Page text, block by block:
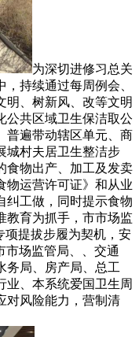
为深切进修习总关
持续通过每周例会、
明、树新风、改等文明
公共区域卫生保洁取公
普遍带动辖区单元、商
城村夫居卫生整洁步
食物出产、加工及发卖
物运营许可证》和从业
纠工做，同时提示食物
教育为抓手，市市场监
项提拔步履为契机，安
市场监管局、、交通
务局、房产局、总工
业、本系统爱国卫生周
对风险能力，营制清